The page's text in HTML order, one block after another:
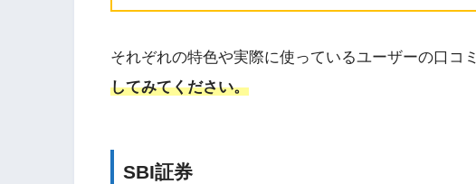
それぞれの特色や実際に使っているユーザーの口コミ
してみてください。
SBI証券